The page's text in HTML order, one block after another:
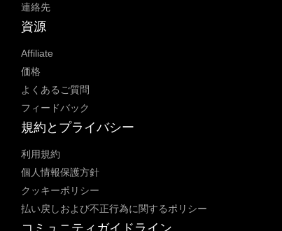
連絡先
資源
Affiliate
価格
よくあるご質問
フィードバック
規約とプライバシー
利用規約
個人情報保護方針
クッキーポリシー
払い戻しおよび不正行為に関するポリシー
コミュニティガイドライン